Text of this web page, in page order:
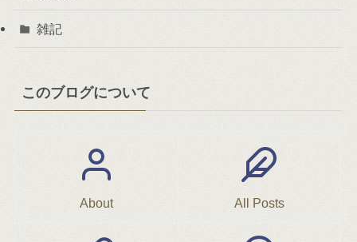
雑記
このブログについて
About All Posts